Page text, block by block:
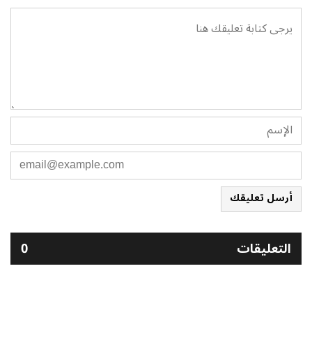
أرسل تعليقك
التعليقات 0